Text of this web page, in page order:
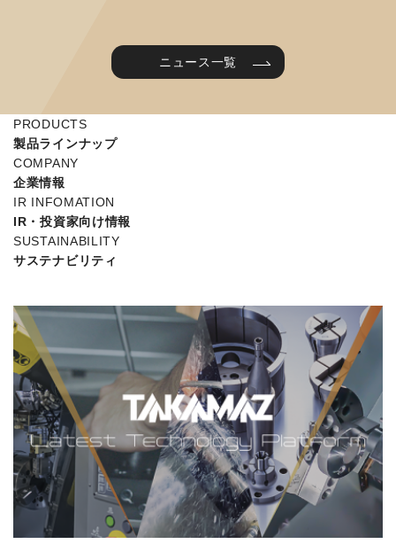
ニュース一覧
PRODUCTS
製品ラインナップ
COMPANY
企業情報
IR INFOMATION
IR・投資家向け情報
SUSTAINABILITY
サステナビリティ